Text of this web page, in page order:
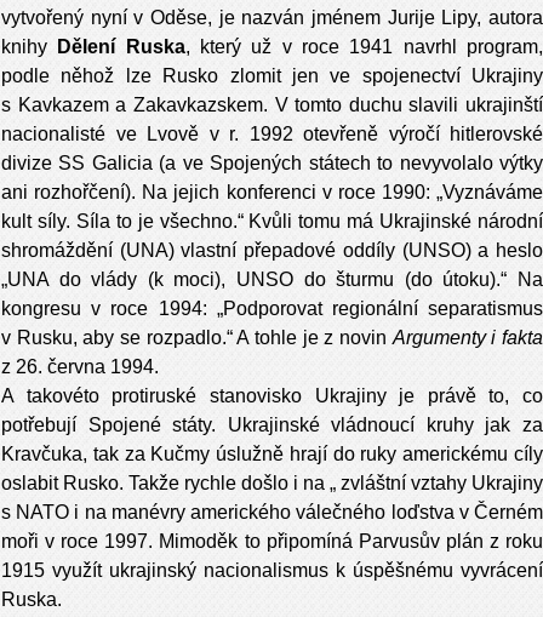
vytvořený nyní v Oděse, je nazván jménem Jurije Lipy, autora
knihy
Dělení Ruska, který už v roce 1941 navrhl program,
podle něhož lze Rusko zlomit jen ve spojenectví Ukrajiny
s Kavkazem a Zakavkazskem. V tomto duchu slavili ukrajinští
nacionalisté ve Lvově v r. 1992 otevřeně výročí hitlerovské
divize SS Galicia (a ve Spojených státech to nevyvolalo výtky
ani rozhořčení). Na jejich konferenci v roce 1990: „Vyznáváme
kult síly. Síla to je všechno.“ Kvůli tomu má Ukrajinské národní
shromáždění (UNA) vlastní přepadové oddíly (UNSO) a heslo
„UNA do vlády (k moci), UNSO do šturmu (do útoku).“ Na
kongresu v roce 1994: „Podporovat regionální separatismus
v Rusku, aby se rozpadlo.“ A tohle je z novin Argumenty i fakta
z 26. června 1994.
A takovéto protiruské stanovisko Ukrajiny je právě to, co
potřebují Spojené státy. Ukrajinské vládnoucí kruhy jak za
Kravčuka, tak za Kučmy úslužně hrají do ruky americkému cíly
oslabit Rusko. Takže rychle došlo i na „ zvláštní vztahy Ukrajiny
s NATO i na manévry amerického válečného loďstva v Černém
moři v roce 1997. Mimoděk to připomíná Parvusův plán z roku
1915 využít ukrajinský nacionalismus k úspěšnému vyvrácení
Ruska.